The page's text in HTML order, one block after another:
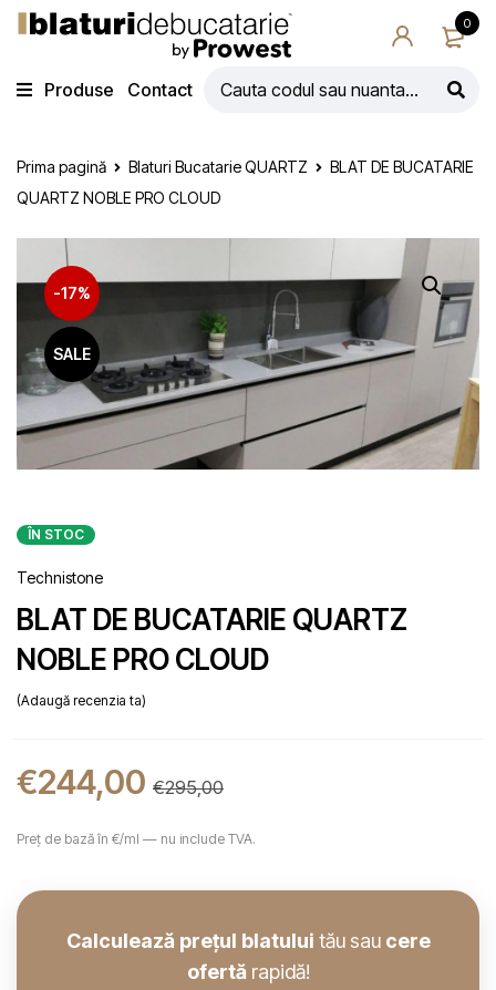
0
Produse Contact
Prima pagină Blaturi Bucatarie QUARTZ
BLAT DE BUCATARIE
QUARTZ NOBLE PRO CLOUD
-17%
SALE
ÎN STOC
Technistone
BLAT DE BUCATARIE QUARTZ
NOBLE PRO CLOUD
Adaugă recenzia ta
€295,00
€244,00
Preț de bază în €/ml — nu include TVA.
Calculează prețul blatului tău sau cere
ofertă rapidă!